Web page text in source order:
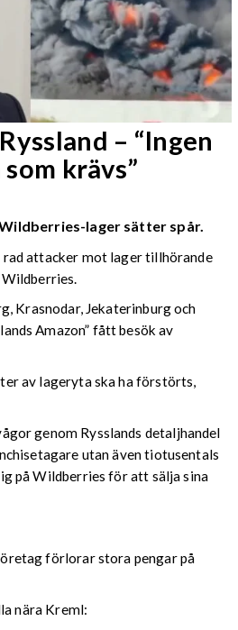
– “Ingen
krävs”
lager sätter spår.
attacker mot lager tillhörande
Krasnodar, Jekaterinburg och
Amazon” fått besök av
av lageryta ska ha förstörts,
genom Rysslands detaljhandel
utan även tiotusentals
på Wildberries för att sälja sina
förlorar stora pengar på
nära Kreml: